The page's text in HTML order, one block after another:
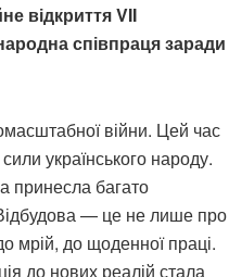
відкриття VII
співпраця заради
війни. Цей час
українського народу.
принесла багато
— це не лише про
мрій, до щоденної праці.
до нових реалій стала